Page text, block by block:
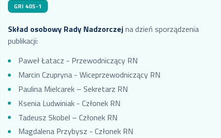
GRI 405-1
Skład osobowy Rady Nadzorczejna dzień sporządzenia
publikacji:
Paweł Łatacz - Przewodniczący RN
Marcin Czupryna - Wiceprzewodniczący RN
Paulina Mielcarek – Sekretarz RN
Ksenia Ludwiniak - Członek RN
Tadeusz Skobel – Członek RN
Magdalena Przybysz - Członek RN